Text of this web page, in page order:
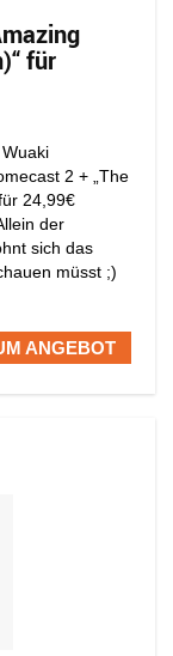
für
2 + „The
24,99€
der
sich das
müsst ;)
ANGEBOT